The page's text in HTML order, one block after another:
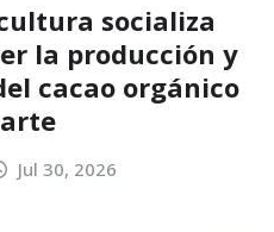
socializa
la producción y
cacao orgánico
Jul 30, 2026